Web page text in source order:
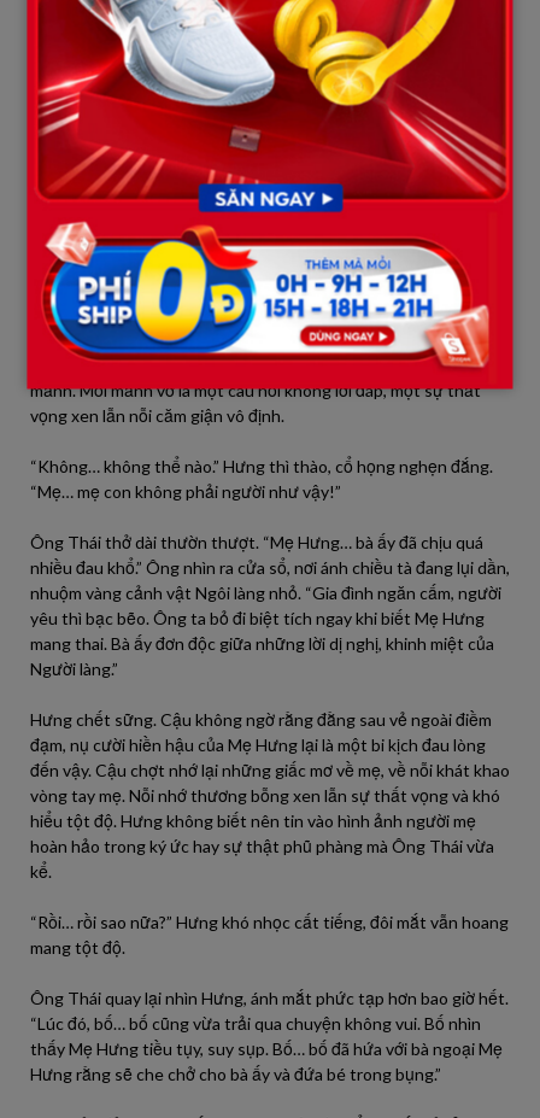
Hưng… đã mang thai với người khác? Trước khi cưới bố? Vậy
thì… Hưng là ai? Hưng là con của ai? Hàng vạn câu hỏi nhức nhối
cùng lúc gào thét trong đầu Hưng. Hưng nhìn Ông Thái, đôi mắt
hoang dại, không còn nhận ra người đàn ông trước mặt. Tất cả
những gì Hưng từng tin tưởng, giờ đây chỉ còn là đống đổ nát.
Ông Thái đau đớn nhìn Hưng. Ông đưa tay ra, như muốn chạm
vào Hưng, nhưng rồi lại rụt về.
“Hưng… con bình tĩnh lại đã.” Giọng Ông Thái khàn đặc, đầy sự
bất lực.
Hưng không đáp, chỉ lắc đầu nguầy nguậy, mái tóc rũ rượi che đi
đôi mắt đờ đẫn. Cậu bé lùi thêm vài bước, như thể muốn chạy
trốn khỏi sự thật đang đè nặng lên mình. Hình ảnh người mẹ
hiền hậu, dịu dàng trong tâm trí Hưng bỗng vỡ vụn thành trăm
mảnh. Mỗi mảnh vỡ là một câu hỏi không lời đáp, một sự thất
vọng xen lẫn nỗi căm giận vô định.
“Không… không thể nào.” Hưng thì thào, cổ họng nghẹn đắng.
“Mẹ… mẹ con không phải người như vậy!”
Ông Thái thở dài thườn thượt. “Mẹ Hưng… bà ấy đã chịu quá
nhiều đau khổ.” Ông nhìn ra cửa sổ, nơi ánh chiều tà đang lụi dần,
nhuộm vàng cảnh vật Ngôi làng nhỏ. “Gia đình ngăn cấm, người
yêu thì bạc bẽo. Ông ta bỏ đi biệt tích ngay khi biết Mẹ Hưng
mang thai. Bà ấy đơn độc giữa những lời dị nghị, khinh miệt của
Người làng.”
Hưng chết sững. Cậu không ngờ rằng đằng sau vẻ ngoài điềm
đạm, nụ cười hiền hậu của Mẹ Hưng lại là một bi kịch đau lòng
đến vậy. Cậu chợt nhớ lại những giấc mơ về mẹ, về nỗi khát khao
vòng tay mẹ. Nỗi nhớ thương bỗng xen lẫn sự thất vọng và khó
hiểu tột độ. Hưng không biết nên tin vào hình ảnh người mẹ
hoàn hảo trong ký ức hay sự thật phũ phàng mà Ông Thái vừa
kể.
“Rồi… rồi sao nữa?” Hưng khó nhọc cất tiếng, đôi mắt vẫn hoang
mang tột độ.
Ông Thái quay lại nhìn Hưng, ánh mắt phức tạp hơn bao giờ hết.
“Lúc đó, bố… bố cũng vừa trải qua chuyện không vui. Bố nhìn
thấy Mẹ Hưng tiều tụy, suy sụp. Bố… bố đã hứa với bà ngoại Mẹ
Hưng rằng sẽ che chở cho bà ấy và đứa bé trong bụng.”